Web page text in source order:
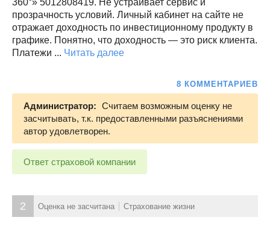
360°» 5012808419. Не устраивает сервис и
прозрачность условий. Личный кабинет на сайте не
отражает доходность по инвестиционному продукту в
графике. Понятно, что доходность — это риск клиента.
Платежи ... Читать далее
8 КОММЕНТАРИЕВ
Администратор: Считаем возможным оценку не
засчитывать, т.к. предоставленными разъяснениями
автор удовлетворен.
Ответ страховой компании
2 Оценка не засчитана Страхование жизни